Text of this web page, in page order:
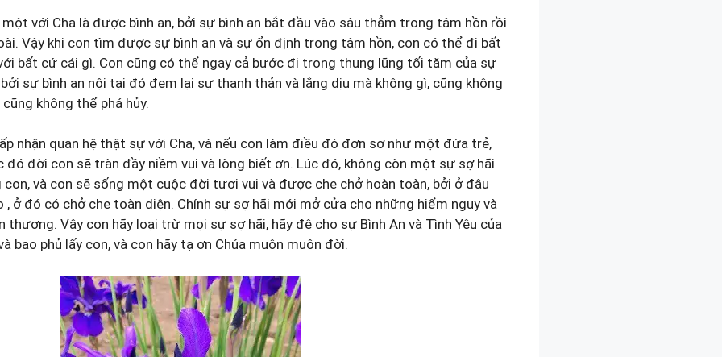
với Cha là được bình an, bởi sự bình an bắt đầu vào sâu thẳm trong tâm hồn rồi
Vậy khi con tìm được sự bình an và sự ổn định trong tâm hồn, con có thể đi bất
bất cứ cái gì. Con cũng có thể ngay cả bước đi trong thung lũng tối tăm của sự
sự bình an nội tại đó đem lại sự thanh thản và lắng dịu mà không gì, cũng không
không thể phá hủy.
nhận quan hệ thật sự với Cha, và nếu con làm điều đó đơn sơ như một đứa trẻ,
đó đời con sẽ tràn đầy niềm vui và lòng biết ơn. Lúc đó, không còn một sự sợ hãi
và con sẽ sống một cuộc đời tươi vui và được che chở hoàn toàn, bởi ở đâu
, ở đó có chở che toàn diện. Chính sự sợ hãi mới mở cửa cho những hiểm nguy và
thương. Vậy con hãy loại trừ mọi sự sợ hãi, hãy đê cho sự Bình An và Tình Yêu của
bao phủ lấy con, và con hãy tạ ơn Chúa muôn muôn đời.